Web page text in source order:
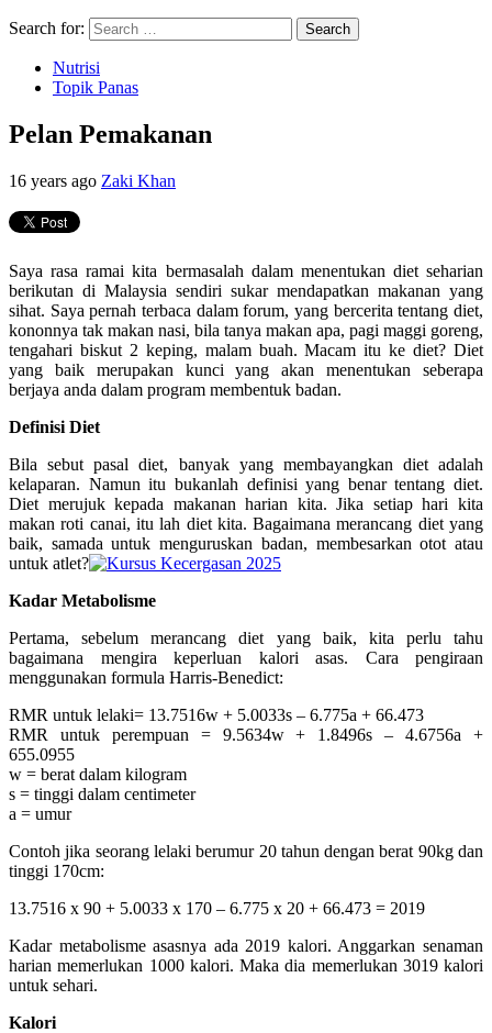
Search for:
Nutrisi
Topik Panas
Pelan Pemakanan
16 years ago Zaki Khan
Saya rasa ramai kita bermasalah dalam menentukan diet seharian
berikutan di Malaysia sendiri sukar mendapatkan makanan yang
sihat. Saya pernah terbaca dalam forum, yang bercerita tentang diet,
kononnya tak makan nasi, bila tanya makan apa, pagi maggi goreng,
tengahari biskut 2 keping, malam buah. Macam itu ke diet? Diet
yang baik merupakan kunci yang akan menentukan seberapa
berjaya anda dalam program membentuk badan.
Definisi Diet
Bila sebut pasal diet, banyak yang membayangkan diet adalah
kelaparan. Namun itu bukanlah definisi yang benar tentang diet.
Diet merujuk kepada makanan harian kita. Jika setiap hari kita
makan roti canai, itu lah diet kita. Bagaimana merancang diet yang
baik, samada untuk menguruskan badan, membesarkan otot atau
untuk atlet?
Kadar Metabolisme
Pertama, sebelum merancang diet yang baik, kita perlu tahu
bagaimana mengira keperluan kalori asas. Cara pengiraan
menggunakan formula Harris-Benedict:
RMR untuk lelaki= 13.7516w + 5.0033s – 6.775a + 66.473
RMR untuk perempuan = 9.5634w + 1.8496s – 4.6756a +
655.0955
w = berat dalam kilogram
s = tinggi dalam centimeter
a = umur
Contoh jika seorang lelaki berumur 20 tahun dengan berat 90kg dan
tinggi 170cm:
13.7516 x 90 + 5.0033 x 170 – 6.775 x 20 + 66.473 = 2019
Kadar metabolisme asasnya ada 2019 kalori. Anggarkan senaman
harian memerlukan 1000 kalori. Maka dia memerlukan 3019 kalori
untuk sehari.
Kalori